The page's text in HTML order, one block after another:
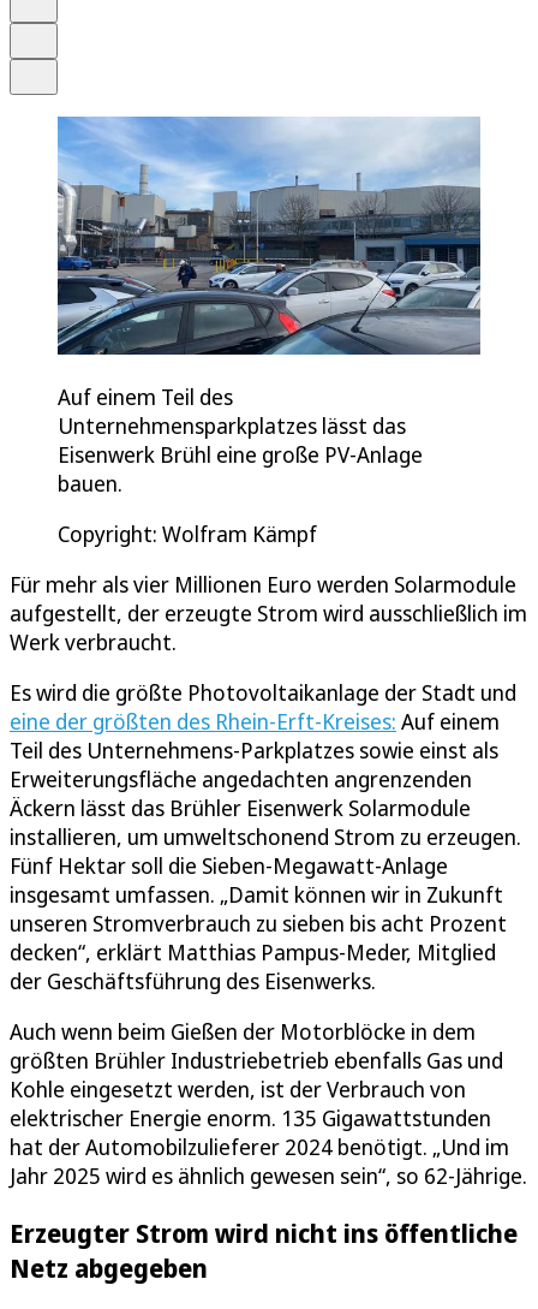
Auf einem Teil des
Unternehmensparkplatzes lässt das
Eisenwerk Brühl eine große PV-Anlage
bauen.
Copyright: Wolfram Kämpf
Für mehr als vier Millionen Euro werden Solarmodule
aufgestellt, der erzeugte Strom wird ausschließlich im
Werk verbraucht.
Es wird die größte Photovoltaikanlage der Stadt und
eine der größten des Rhein-Erft-Kreises: Auf einem
Teil des Unternehmens-Parkplatzes sowie einst als
Erweiterungsfläche angedachten angrenzenden
Äckern lässt das Brühler Eisenwerk Solarmodule
installieren, um umweltschonend Strom zu erzeugen.
Fünf Hektar soll die Sieben-Megawatt-Anlage
insgesamt umfassen. „Damit können wir in Zukunft
unseren Stromverbrauch zu sieben bis acht Prozent
decken“, erklärt Matthias Pampus-Meder, Mitglied
der Geschäftsführung des Eisenwerks.
Auch wenn beim Gießen der Motorblöcke in dem
größten Brühler Industriebetrieb ebenfalls Gas und
Kohle eingesetzt werden, ist der Verbrauch von
elektrischer Energie enorm. 135 Gigawattstunden
hat der Automobilzulieferer 2024 benötigt. „Und im
Jahr 2025 wird es ähnlich gewesen sein“, so 62-Jährige.
Erzeugter Strom wird nicht ins öffentliche
Netz abgegeben